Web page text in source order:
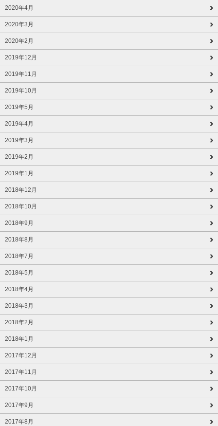
2020年4月
2020年3月
2020年2月
2019年12月
2019年11月
2019年10月
2019年5月
2019年4月
2019年3月
2019年2月
2019年1月
2018年12月
2018年10月
2018年9月
2018年8月
2018年7月
2018年5月
2018年4月
2018年3月
2018年2月
2018年1月
2017年12月
2017年11月
2017年10月
2017年9月
2017年8月